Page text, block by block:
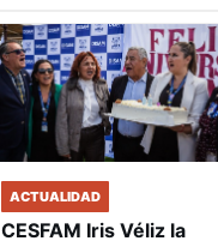
ACTUALIDAD
CESFAM Iris Véliz la